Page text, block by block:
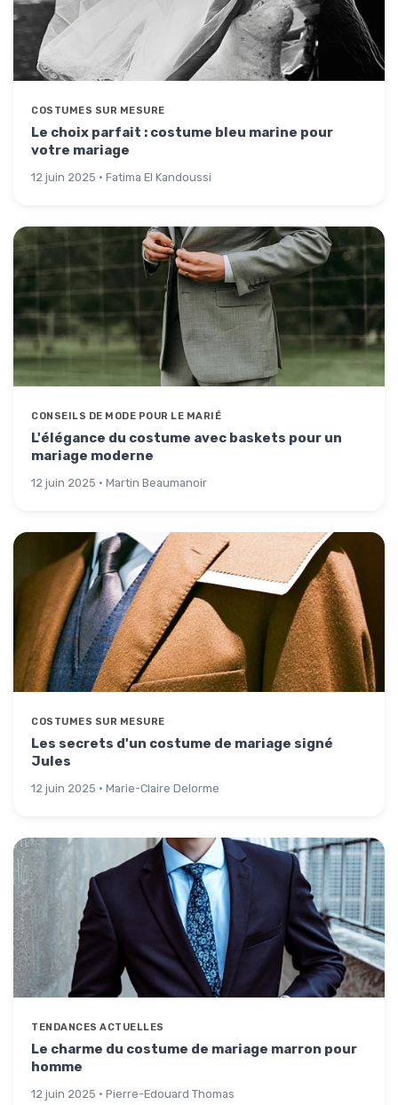
COSTUMES SUR MESURE
Le choix parfait : costume bleu marine pour
votre mariage
12 juin 2025 · Fatima El Kandoussi
CONSEILS DE MODE POUR LE MARIÉ
L'élégance du costume avec baskets pour un
mariage moderne
12 juin 2025 · Martin Beaumanoir
COSTUMES SUR MESURE
Les secrets d'un costume de mariage signé
Jules
12 juin 2025 · Marie-Claire Delorme
TENDANCES ACTUELLES
Le charme du costume de mariage marron pour
homme
12 juin 2025 · Pierre-Edouard Thomas